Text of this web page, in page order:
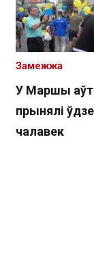
У Маршы
прынялі
чалавек
Замежжа